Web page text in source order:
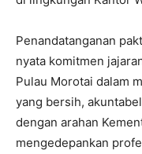
‎Penandatanganan
nyata komitmen
Pulau Morotai dalam
yang bersih,
dengan arahan
mengedepankan